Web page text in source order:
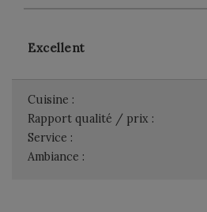
Excellent
Cuisine :
Rapport qualité / prix :
Service :
Ambiance :